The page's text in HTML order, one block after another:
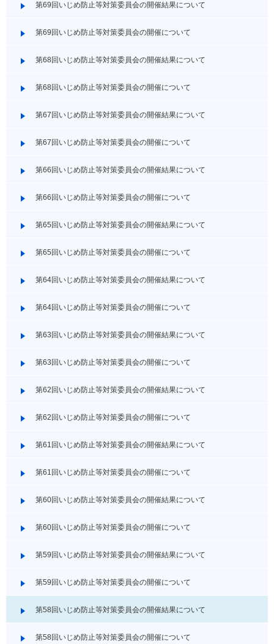
第69回いじめ防止等対策委員会の開催結果について
第69回いじめ防止等対策委員会の開催について
第68回いじめ防止等対策委員会の開催結果について
第68回いじめ防止等対策委員会の開催について
第67回いじめ防止等対策委員会の開催結果について
第67回いじめ防止等対策委員会の開催について
第66回いじめ防止等対策委員会の開催結果について
第66回いじめ防止等対策委員会の開催について
第65回いじめ防止等対策委員会の開催結果について
第65回いじめ防止等対策委員会の開催について
第64回いじめ防止等対策委員会の開催結果について
第64回いじめ防止等対策委員会の開催について
第63回いじめ防止等対策委員会の開催結果について
第63回いじめ防止等対策委員会の開催について
第62回いじめ防止等対策委員会の開催結果について
第62回いじめ防止等対策委員会の開催について
第61回いじめ防止等対策委員会の開催結果について
第61回いじめ防止等対策委員会の開催について
第60回いじめ防止等対策委員会の開催結果について
第60回いじめ防止等対策委員会の開催について
第59回いじめ防止等対策委員会の開催結果について
第59回いじめ防止等対策委員会の開催について
第58回いじめ防止等対策委員会の開催結果について
第58回いじめ防止等対策委員会の開催について